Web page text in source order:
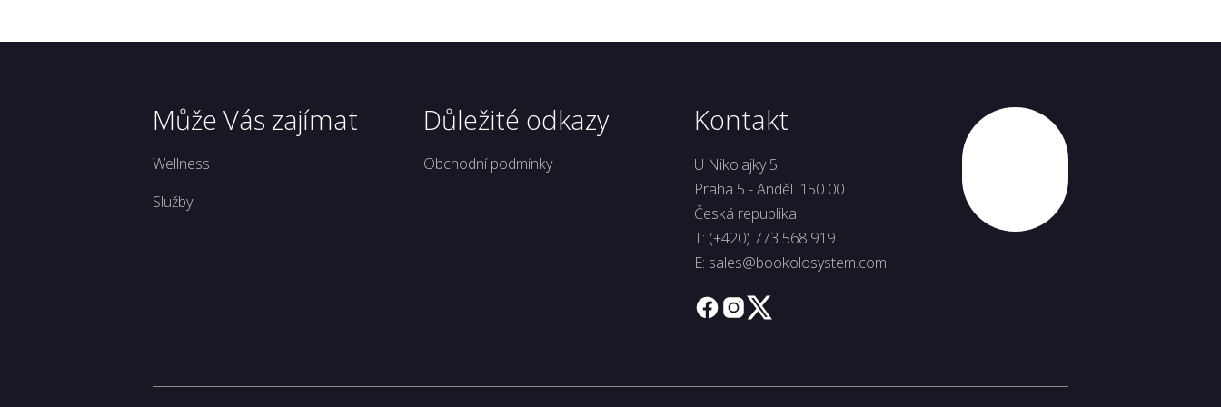
Může Vás zajímat
Wellness
Služby
Důležité odkazy
Obchodní podmínky
Kontakt
U Nikolajky 5
Praha 5 - Anděl. 150 00
Česká republika
T: (+420) 773 568 919
E: sales@bookolosystem.com